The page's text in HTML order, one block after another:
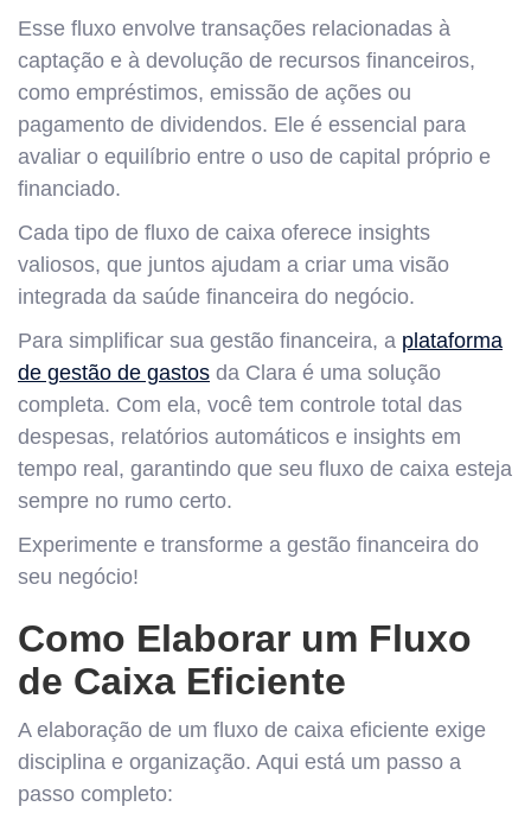
Esse fluxo envolve transações relacionadas à
captação e à devolução de recursos financeiros,
como empréstimos, emissão de ações ou
pagamento de dividendos. Ele é essencial para
avaliar o equilíbrio entre o uso de capital próprio e
financiado.
Cada tipo de fluxo de caixa oferece insights
valiosos, que juntos ajudam a criar uma visão
integrada da saúde financeira do negócio.
Para simplificar sua gestão financeira, a plataforma
de gestão de gastos da Clara é uma solução
completa. Com ela, você tem controle total das
despesas, relatórios automáticos e insights em
tempo real, garantindo que seu fluxo de caixa esteja
sempre no rumo certo.
Experimente e transforme a gestão financeira do
seu negócio!
Como Elaborar um Fluxo
de Caixa Eficiente
A elaboração de um fluxo de caixa eficiente exige
disciplina e organização. Aqui está um passo a
passo completo: